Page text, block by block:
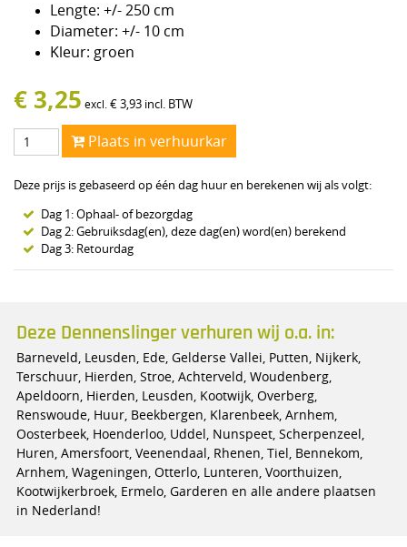
Lengte: +/- 250 cm
Diameter: +/- 10 cm
Kleur: groen
€ 3,25 excl. €3,93 incl. BTW
Plaats in verhuurkar
Deze prijs is gebaseerd op één dag huur en berekenen wij als volgt:
Dag 1: Ophaal- of bezorgdag
Dag 2: Gebruiksdag(en), deze dag(en) word(en) berekend
Dag 3: Retourdag
Deze Dennenslinger verhuren wij o.a. in:
Barneveld, Leusden, Ede, Gelderse Vallei, Putten, Nijkerk,
Terschuur, Hierden, Stroe, Achterveld, Woudenberg,
Apeldoorn, Hierden, Leusden, Kootwijk, Overberg,
Renswoude, Huur, Beekbergen, Klarenbeek, Arnhem,
Oosterbeek, Hoenderloo, Uddel, Nunspeet, Scherpenzeel,
Huren, Amersfoort, Veenendaal, Rhenen, Tiel, Bennekom,
Arnhem, Wageningen, Otterlo, Lunteren, Voorthuizen,
Kootwijkerbroek, Ermelo, Garderen en alle andere plaatsen
in Nederland!